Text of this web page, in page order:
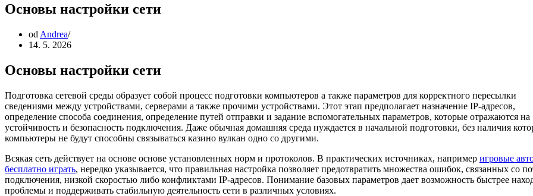
Основы настройки сети
od Andrea
14. 5. 2026
Основы настройки сети
Подготовка сетевой среды образует собой процесс подготовки компьютеров а также параметров для корректного пересылки
сведениями между устройствами, серверами а также прочими устройствами. Этот этап предполагает назначение IP-адресов,
определение способа соединения, определение путей отправки и задание вспомогательных параметров, которые отражаются на
устойчивость и безопасность подключения. Даже обычная домашняя среда нуждается в начальной подготовки, без наличия
компьютеры не будут способны связываться казино вулкан одно со другими.
Всякая сеть действует на основе основе установленных норм и протоколов. В практических источниках, например игровые
бесплатно играть, нередко указывается, что правильная настройка позволяет предотвратить множества ошибок, связанных со
подключения, низкой скоростью либо конфликтами IP-адресов. Понимание базовых параметров дает возможность быстрее
проблемы и поддерживать стабильную деятельность сети в различных условиях.